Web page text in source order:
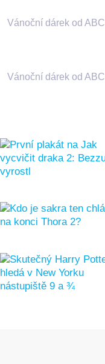
Vánoční dárek od ABC
Vánoční dárek od ABC